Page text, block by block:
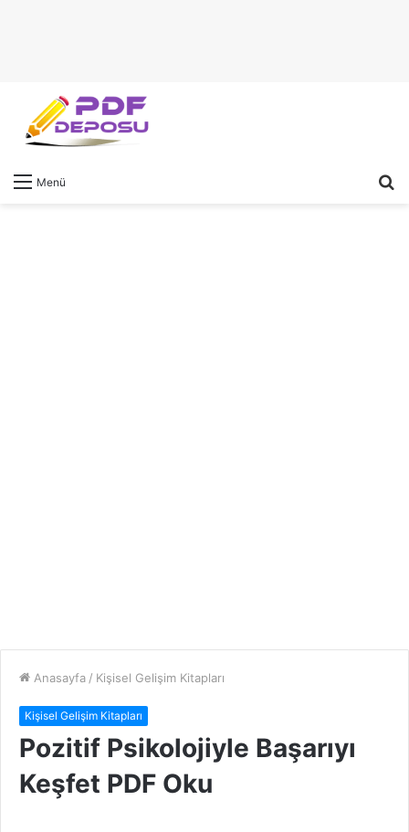
Menü
Anasayfa / Kişisel Gelişim Kitapları
Kişisel Gelişim Kitapları
Pozitif Psikolojiyle Başarıyı
Keşfet PDF Oku